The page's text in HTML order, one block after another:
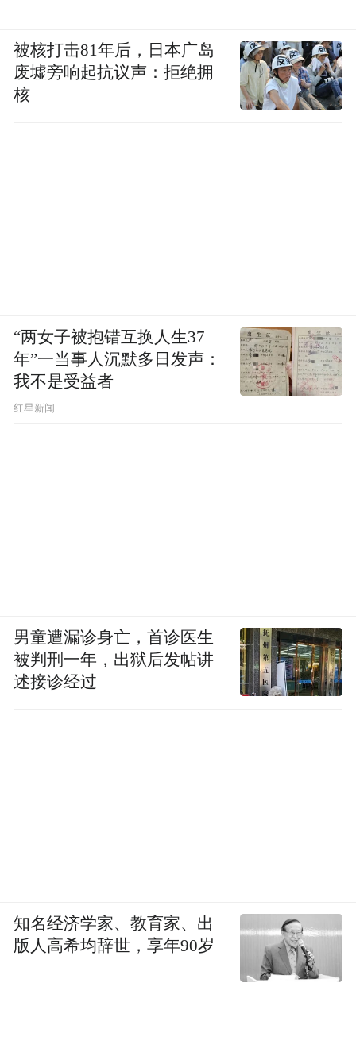
被核打击81年后，日本广岛
废墟旁响起抗议声：拒绝拥
核
“两女子被抱错互换人生37
年”一当事人沉默多日发声：
我不是受益者
红星新闻
男童遭漏诊身亡，首诊医生
被判刑一年，出狱后发帖讲
述接诊经过
知名经济学家、教育家、出
版人高希均辞世，享年90岁